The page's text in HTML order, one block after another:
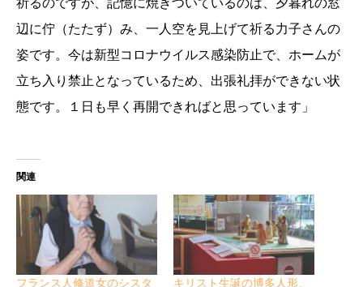
辺に佇（たたず）み、一人空を見上げて祈る力子さんの
姿です。今は新型コロナウイルス感染防止で、ホームが
立ち入り禁止となっているため、出張礼拝ができない状
態です。１日も早く再開できればと思ってい ます」
関連
フランス人修道女のシスタ
キリスト生誕の博多人形、